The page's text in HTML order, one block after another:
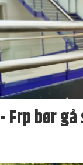
- Frp bør